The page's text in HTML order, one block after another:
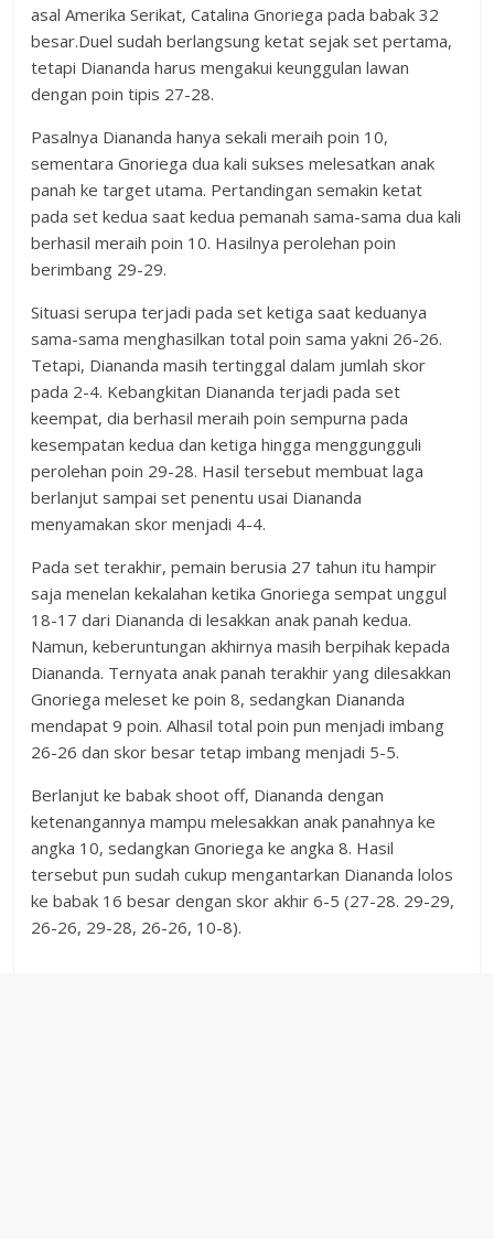
asal Amerika Serikat, Catalina Gnoriega pada babak 32
besar.Duel sudah berlangsung ketat sejak set pertama,
tetapi Diananda harus mengakui keunggulan lawan
dengan poin tipis 27-28.
Pasalnya Diananda hanya sekali meraih poin 10,
sementara Gnoriega dua kali sukses melesatkan anak
panah ke target utama. Pertandingan semakin ketat
pada set kedua saat kedua pemanah sama-sama dua kali
berhasil meraih poin 10. Hasilnya perolehan poin
berimbang 29-29.
Situasi serupa terjadi pada set ketiga saat keduanya
sama-sama menghasilkan total poin sama yakni 26-26.
Tetapi, Diananda masih tertinggal dalam jumlah skor
pada 2-4. Kebangkitan Diananda terjadi pada set
keempat, dia berhasil meraih poin sempurna pada
kesempatan kedua dan ketiga hingga menggungguli
perolehan poin 29-28. Hasil tersebut membuat laga
berlanjut sampai set penentu usai Diananda
menyamakan skor menjadi 4-4.
Pada set terakhir, pemain berusia 27 tahun itu hampir
saja menelan kekalahan ketika Gnoriega sempat unggul
18-17 dari Diananda di lesakkan anak panah kedua.
Namun, keberuntungan akhirnya masih berpihak kepada
Diananda. Ternyata anak panah terakhir yang dilesakkan
Gnoriega meleset ke poin 8, sedangkan Diananda
mendapat 9 poin. Alhasil total poin pun menjadi imbang
26-26 dan skor besar tetap imbang menjadi 5-5.
Berlanjut ke babak shoot off, Diananda dengan
ketenangannya mampu melesakkan anak panahnya ke
angka 10, sedangkan Gnoriega ke angka 8. Hasil
tersebut pun sudah cukup mengantarkan Diananda lolos
ke babak 16 besar dengan skor akhir 6-5 (27-28. 29-29,
26-26, 29-28, 26-26, 10-8).